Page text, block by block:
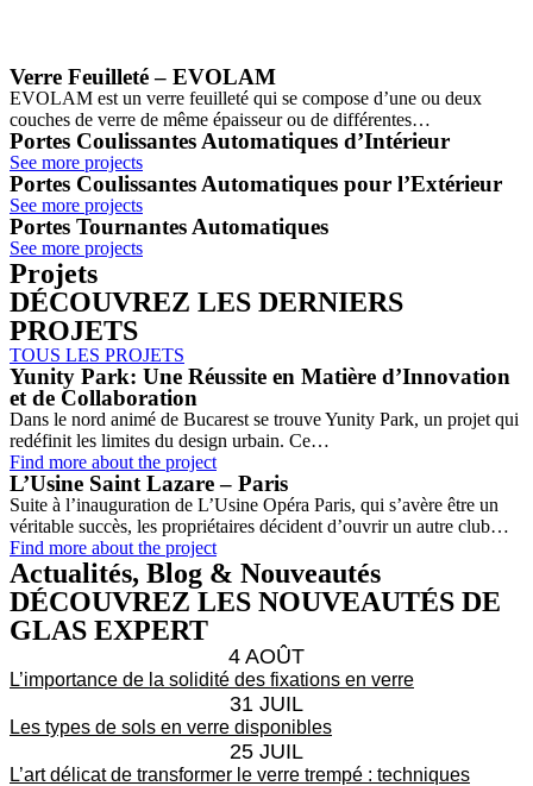
Verre Feuilleté – EVOLAM
EVOLAM est un verre feuilleté qui se compose d’une ou deux
couches de verre de même épaisseur ou de différentes…
Portes Coulissantes Automatiques d’Intérieur
See more projects
Portes Coulissantes Automatiques pour l’Extérieur
See more projects
Portes Tournantes Automatiques
See more projects
Projets
DÉCOUVREZ LES DERNIERS
PROJETS
TOUS LES PROJETS
Yunity Park: Une Réussite en Matière d’Innovation
et de Collaboration
Dans le nord animé de Bucarest se trouve Yunity Park, un projet qui
redéfinit les limites du design urbain. Ce…
Find more about the project
L’Usine Saint Lazare – Paris
Suite à l’inauguration de L’Usine Opéra Paris, qui s’avère être un
véritable succès, les propriétaires décident d’ouvrir un autre club…
Find more about the project
Actualités, Blog & Nouveautés
DÉCOUVREZ LES NOUVEAUTÉS DE
GLAS EXPERT
4 AOÛT
L’importance de la solidité des fixations en verre
31 JUIL
Les types de sols en verre disponibles
25 JUIL
L’art délicat de transformer le verre trempé : techniques